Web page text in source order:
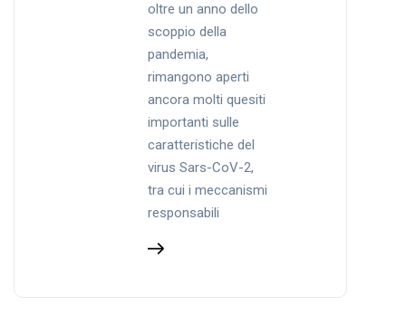
oltre un anno dello
scoppio della
pandemia,
rimangono aperti
ancora molti quesiti
importanti sulle
caratteristiche del
virus Sars-CoV-2,
tra cui i meccanismi
responsabili